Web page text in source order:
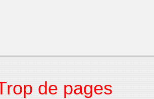
de pages